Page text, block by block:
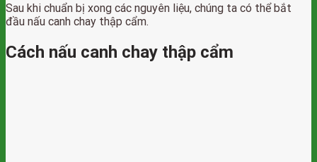
Sau khi chuẩn bị xong các nguyên liệu, chúng ta có thể bắt
đầu nấu canh chay thập cẩm.
Cách nấu canh chay thập cẩm